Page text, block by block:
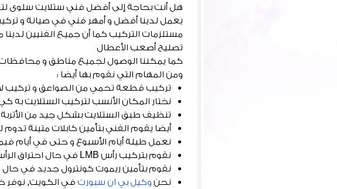
هل أنت بحاجة إلى أفضل فني ستلايت سلوى
يعمل لدينا أفضل و أمهر فني في صيانة و
مستلزمات التركيب كما أن جميع الفنيين
تصليح أصعب الأعطال
كما يمكننا الوصول لجميع مناطق و
ومن المهام التي نقوم بها أيضا :
تركيب قطعة تحمي من الصواعق و تركيب
نختار المكان الأنسب لتركيب الستلايت
تنظيف طبق الستلايت بشكل جيد من
أيضا يقوم الفني بتأمين كابلات متينة
نعمل طيلة أيام الأسبوع و حتى في أيام
نقوم بتركيب رأس LMB في حال احتراق الرأس القديم كما نقوم بتأمين رسيفر من ماركات مختلفة
نقوم بتأمين ريموت كونترول جديد في حال
نحنوكيل بي ان سبورتفي الكويت, نوفر